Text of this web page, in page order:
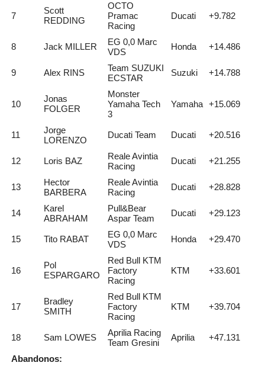
7
Scott
REDDING
OCTO
Pramac
Racing
Ducati +9.782
8 Jack MILLER
EG 0,0 Marc
VDS
Honda +14.486
9 Alex RINS
Team SUZUKI
ECSTAR
Suzuki +14.788
10
Jonas
FOLGER
Monster
Yamaha Tech
3
Yamaha +15.069
11
Jorge
LORENZO
Ducati Team Ducati +20.516
12 Loris BAZ
Reale Avintia
Racing
Ducati +21.255
13
Hector
BARBERA
Reale Avintia
Racing
Ducati +28.828
14
Karel
ABRAHAM
Pull&Bear
Aspar Team
Ducati +29.123
15 Tito RABAT
EG 0,0 Marc
VDS
Honda +29.470
16
Pol
ESPARGARO
Red Bull KTM
Factory
Racing
KTM +33.601
17
Bradley
SMITH
Red Bull KTM
Factory
Racing
KTM +39.704
18 Sam LOWES
Aprilia Racing
Team Gresini
Aprilia +47.131
Abandonos: